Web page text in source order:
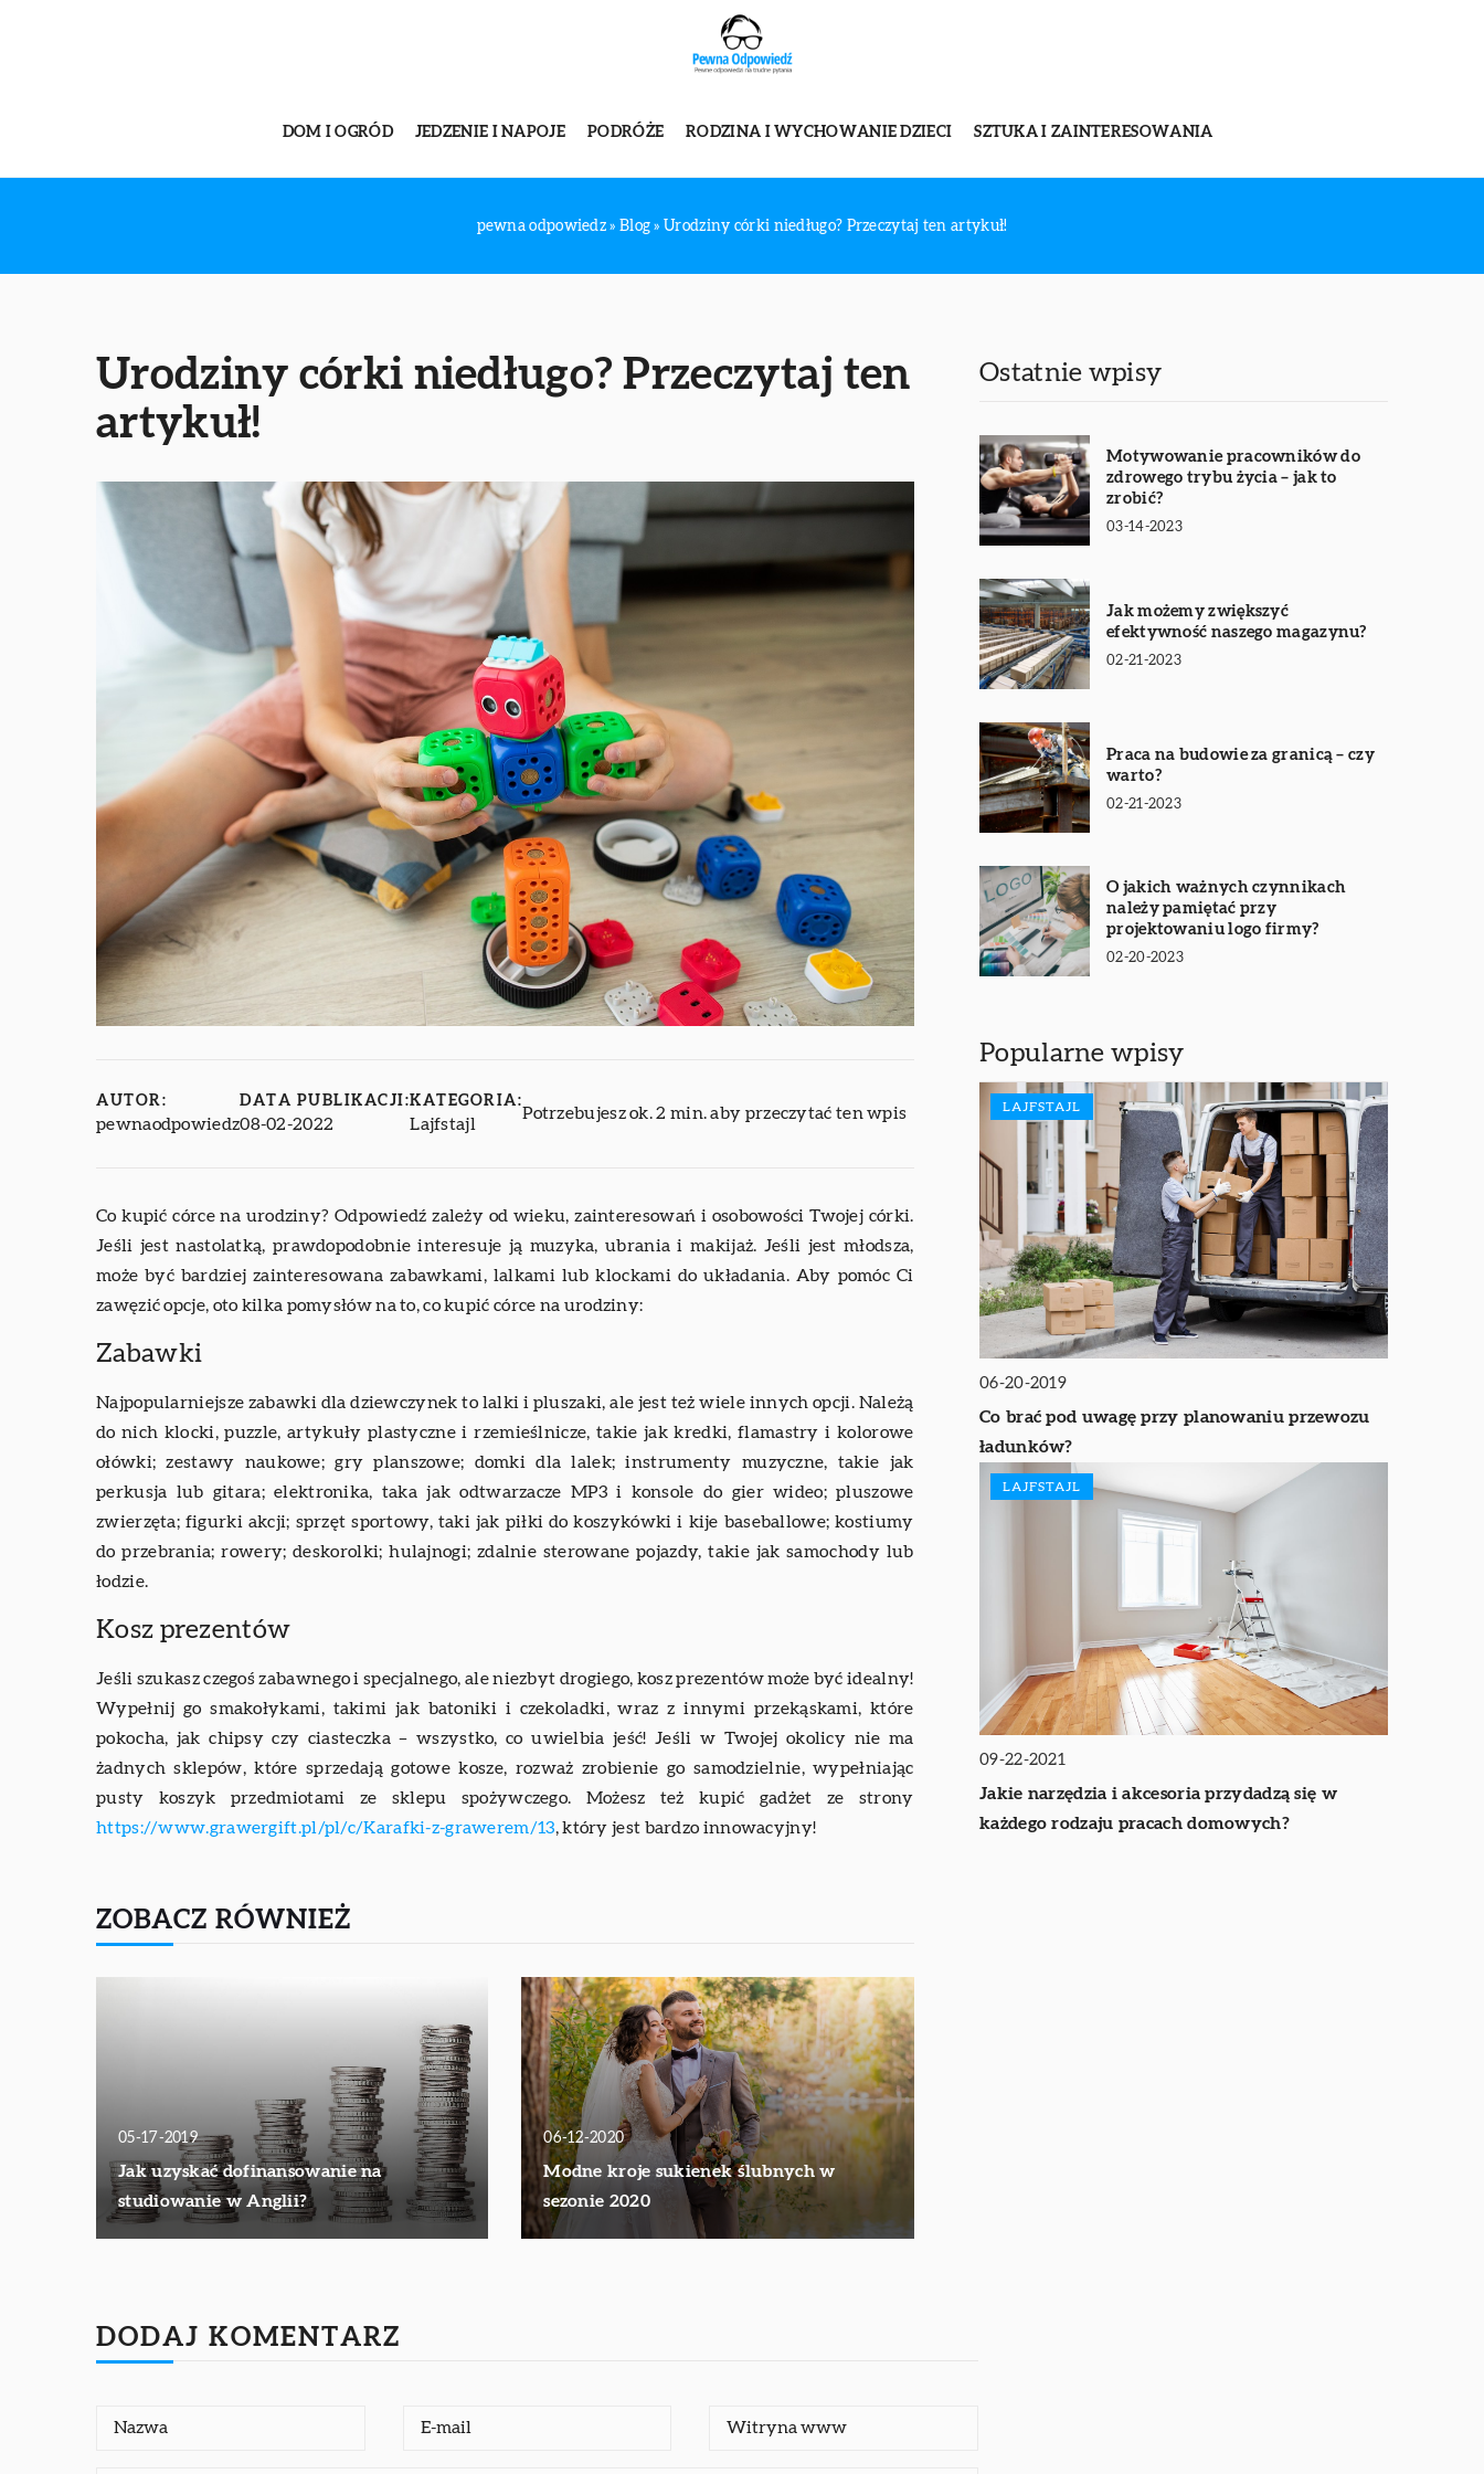
DOM I OGRÓD JEDZENIE I NAPOJE PODRÓŻE RODZINA I WYCHOWANIE DZIECI SZTUKA I ZAINTERESOWANIA
pewna odpowiedz » Blog » Urodziny córki niedługo? Przeczytaj ten artykuł!
Urodziny córki niedługo? Przeczytaj ten
artykuł!
AUTOR:
pewnaodpowiedz
DATA PUBLIKACJI:
08-02-2022
KATEGORIA:
Lajfstajl
Potrzebujesz ok. 2 min. aby przeczytać ten wpis
Co kupić córce na urodziny? Odpowiedź zależy od wieku, zainteresowań i osobowości Twojej córki.
Jeśli jest nastolatką, prawdopodobnie interesuje ją muzyka, ubrania i makijaż. Jeśli jest młodsza,
może być bardziej zainteresowana zabawkami, lalkami lub klockami do układania. Aby pomóc Ci
zawęzić opcje, oto kilka pomysłów na to, co kupić córce na urodziny:
Zabawki
Najpopularniejsze zabawki dla dziewczynek to lalki i pluszaki, ale jest też wiele innych opcji. Należą
do nich klocki, puzzle, artykuły plastyczne i rzemieślnicze, takie jak kredki, flamastry i kolorowe
ołówki; zestawy naukowe; gry planszowe; domki dla lalek; instrumenty muzyczne, takie jak
perkusja lub gitara; elektronika, taka jak odtwarzacze MP3 i konsole do gier wideo; pluszowe
zwierzęta; figurki akcji; sprzęt sportowy, taki jak piłki do koszykówki i kije baseballowe; kostiumy
do przebrania; rowery; deskorolki; hulajnogi; zdalnie sterowane pojazdy, takie jak samochody lub
łodzie.
Kosz prezentów
Jeśli szukasz czegoś zabawnego i specjalnego, ale niezbyt drogiego, kosz prezentów może być idealny!
Wypełnij go smakołykami, takimi jak batoniki i czekoladki, wraz z innymi przekąskami, które
pokocha, jak chipsy czy ciasteczka – wszystko, co uwielbia jeść! Jeśli w Twojej okolicy nie ma
żadnych sklepów, które sprzedają gotowe kosze, rozważ zrobienie go samodzielnie, wypełniając
pusty koszyk przedmiotami ze sklepu spożywczego. Możesz też kupić gadżet ze strony
https://www.grawergift.pl/pl/c/Karafki-z-grawerem/13, który jest bardzo innowacyjny!
ZOBACZ RÓWNIEŻ
05-17-2019
Jak uzyskać dofinansowanie na
studiowanie w Anglii?
06-12-2020
Modne kroje sukienek ślubnych w
sezonie 2020
Ostatnie wpisy
Motywowanie pracowników do
zdrowego trybu życia – jak to
zrobić?
03-14-2023
Jak możemy zwiększyć
efektywność naszego magazynu?
02-21-2023
Praca na budowie za granicą – czy
warto?
02-21-2023
O jakich ważnych czynnikach
należy pamiętać przy
projektowaniu logo firmy?
02-20-2023
Popularne wpisy
LAJFSTAJL
06-20-2019
Co brać pod uwagę przy planowaniu przewozu
ładunków?
LAJFSTAJL
09-22-2021
Jakie narzędzia i akcesoria przydadzą się w
każdego rodzaju pracach domowych?
DODAJ KOMENTARZ